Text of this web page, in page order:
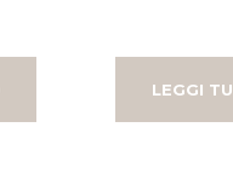
LEGGI